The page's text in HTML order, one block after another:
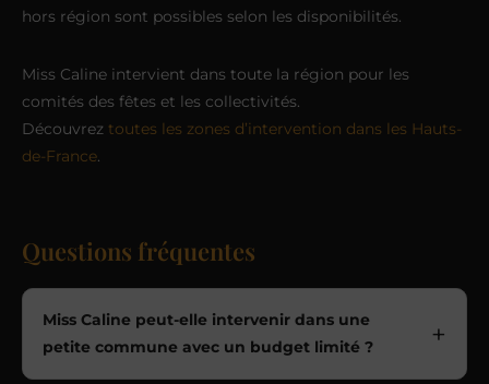
hors région sont possibles selon les disponibilités.
Miss Caline intervient dans toute la région pour les
comités des fêtes et les collectivités.
Découvrez toutes les zones d’intervention dans les Hauts-
de-France.
Questions fréquentes
Miss Caline peut-elle intervenir dans une
petite commune avec un budget limité ?